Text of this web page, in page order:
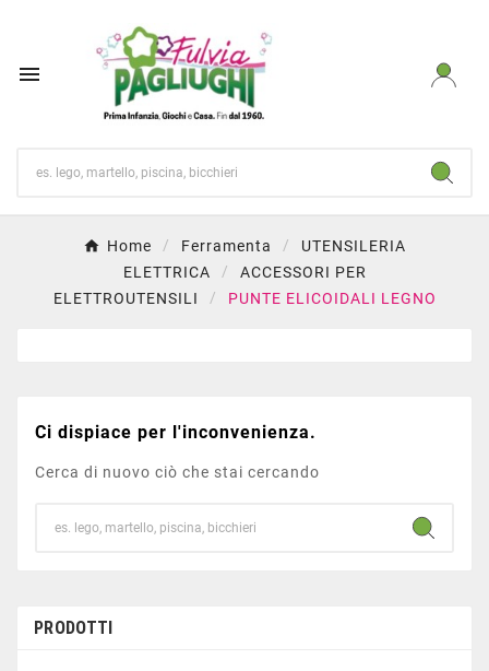

Home Ferramenta
UTENSILERIA
ELETTRICA
ACCESSORI PER
ELETTROUTENSILI
PUNTE ELICOIDALI LEGNO
Ci dispiace per l'inconvenienza.
Cerca di nuovo ciò che stai cercando
PRODOTTI